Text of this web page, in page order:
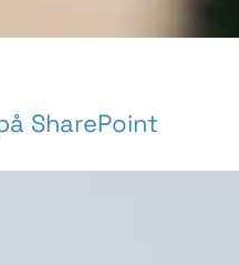
SharePoint